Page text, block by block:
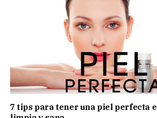
7 tips para tener una piel perfecta